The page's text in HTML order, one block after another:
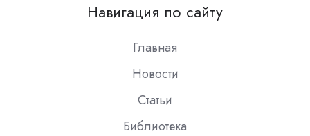
Slack
Навигация по сайту
Главная
Новости
Статьи
Библиотека